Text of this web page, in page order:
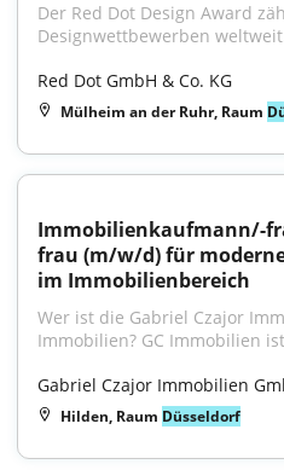
Der Red Dot Design Award
Designwettbewerben
Red Dot GmbH & Co. KG
Mülheim an der Ruhr, Raum
Immobilienkaufmann/-
frau (m/w/d) für
im Immobilienbereich
Wer ist die Gabriel Czajor
Immobilien? GC Immobilien
Gabriel Czajor Immobilien
Hilden, Raum Düsseldorf